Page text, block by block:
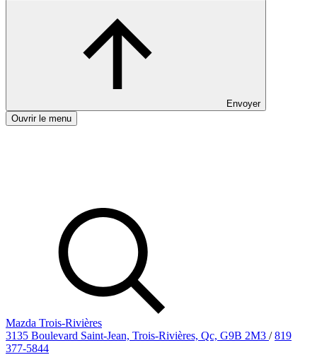
Envoyer
Ouvrir le menu
Mazda Trois-Rivières
3135 Boulevard Saint-Jean, Trois-Rivières, Qc, G9B 2M3 / 819
377-5844